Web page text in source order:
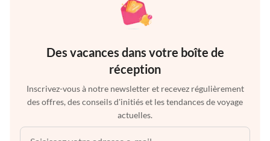
Des vacances dans votre boîte de
réception
Inscrivez-vous à notre newsletter et recevez régulièrement
des offres, des conseils d'initiés et les tendances de voyage
actuelles.